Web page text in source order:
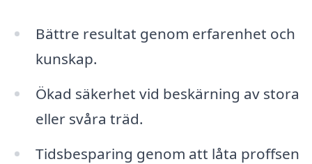
Bättre resultat genom erfarenhet och
kunskap.
Ökad säkerhet vid beskärning av stora
eller svåra träd.
Tidsbesparing genom att låta proffsen